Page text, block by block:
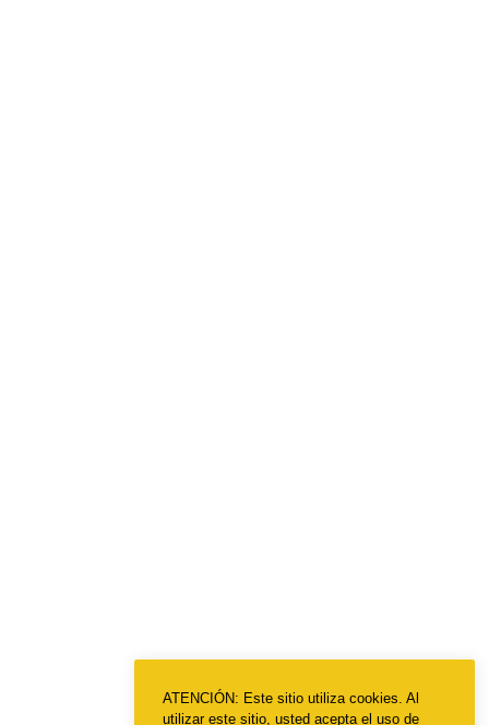
ATENCIÓN: Este sitio utiliza cookies. Al
utilizar este sitio, usted acepta el uso de